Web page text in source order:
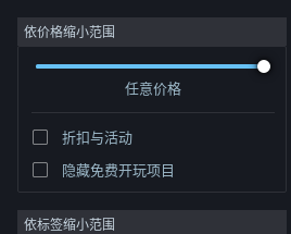
登录
关于
客服
依价格缩小范围
任意价格
折扣与活动
隐藏免费开玩项目
依标签缩小范围
开发者: ISVR北京互联星梦科技有限公司